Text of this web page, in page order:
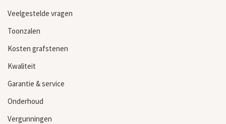
Veelgestelde vragen
Toonzalen
Kosten grafstenen
Kwaliteit
Garantie & service
Onderhoud
Vergunningen